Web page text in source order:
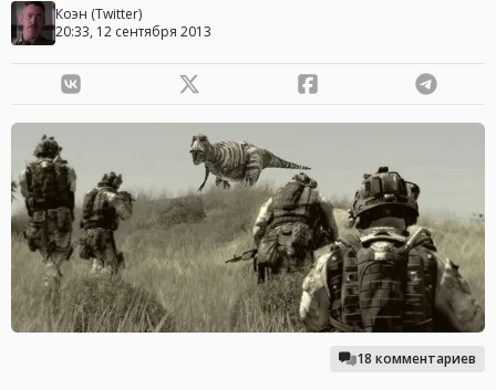
Коэн (Twitter)
20:33, 12 сентября 2013
18 комментариев